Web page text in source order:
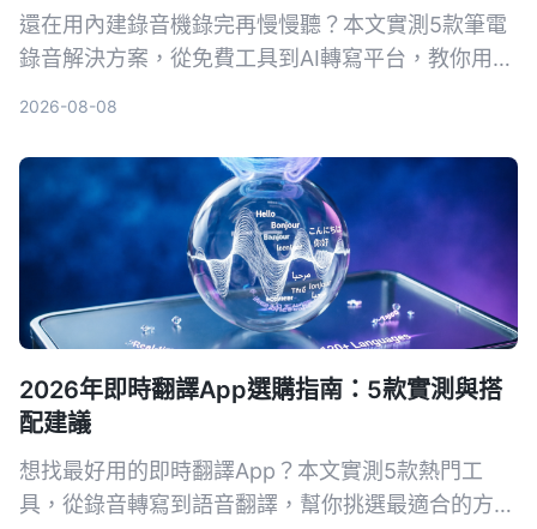
還在用內建錄音機錄完再慢慢聽？本文實測5款筆電
錄音解決方案，從免費工具到AI轉寫平台，教你用對
2026-08-08
2026年即時翻譯App選購指南：5款實測與搭
配建議
想找最好用的即時翻譯App？本文實測5款熱門工
具，從錄音轉寫到語音翻譯，幫你挑選最適合的方